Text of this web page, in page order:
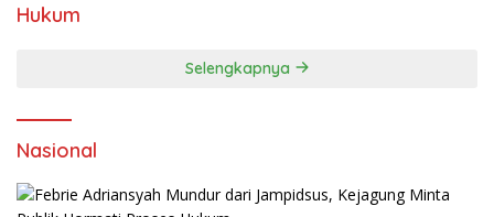
Hukum
Selengkapnya
Nasional